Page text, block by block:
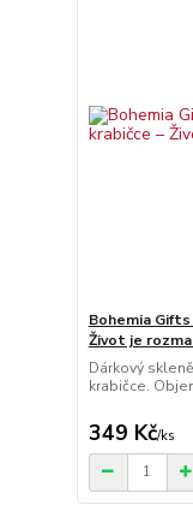
Bohemia
Život je
Dárkový
krabičce.
349 Kč/ks